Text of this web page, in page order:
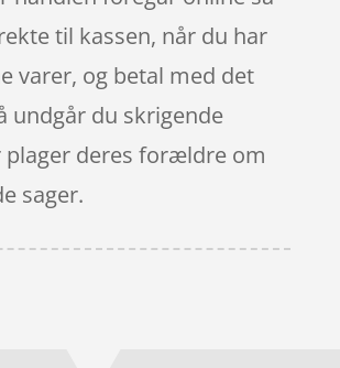
til kassen, når du har
varer, og betal med det
undgår du skrigende
plager deres forældre om
sager.